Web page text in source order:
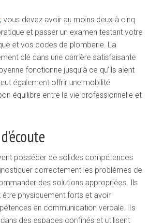
, vous devez avoir au moins deux à cinq
et passer un examen testant votre
et vos codes de plomberie. La
clé dans une carrière satisfaisante
fonctionne jusqu’à ce qu’ils aient
également offrir une mobilité
équilibre entre la vie professionnelle et
posséder de solides compétences
correctement les problèmes de
des solutions appropriées. Ils
physiquement forts et avoir
en communication verbale. Ils
des espaces confinés et utilisent